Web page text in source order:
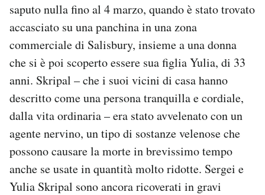
saputo nulla fino al 4 marzo, quando è stato trovato
accasciato su una panchina in una zona
commerciale di Salisbury, insieme a una donna
che si è poi scoperto essere sua figlia Yulia, di 33
anni. Skripal – che i suoi vicini di casa hanno
descritto come una persona tranquilla e cordiale,
dalla vita ordinaria – era stato avvelenato con un
agente nervino, un tipo di sostanze velenose che
possono causare la morte in brevissimo tempo
anche se usate in quantità molto ridotte. Sergei e
Yulia Skripal sono ancora ricoverati in gravi